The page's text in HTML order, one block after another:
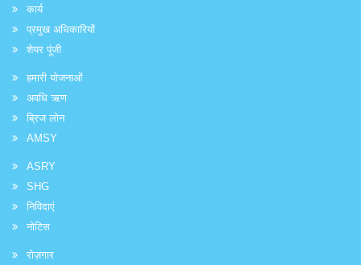
कार्य
प्रमुख अधिकारियों
शेयर पूंजी
हमारी योजनाओं
अवधि ऋण
ब्रिज लोन
AMSY
ASRY
SHG
निविदाएं
नोटिस
रोज़गार